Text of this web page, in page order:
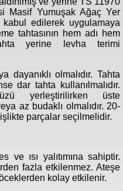
Masif Yumuşak Ağaç Yer
kabul edilerek uygulamaya
tahtasının hem adı hem
yerine levha terimi
dayanıklı olmalıdır. Tahta
dar tahta kullanılmalıdır.
yerleştirilirken üste
az budaklı olmalıdır. 20-
parçalar seçilmelidir.
ve ısı yalıtımına sahiptir.
fazla etkilenmez. Ateşe
kolay etkilenir.